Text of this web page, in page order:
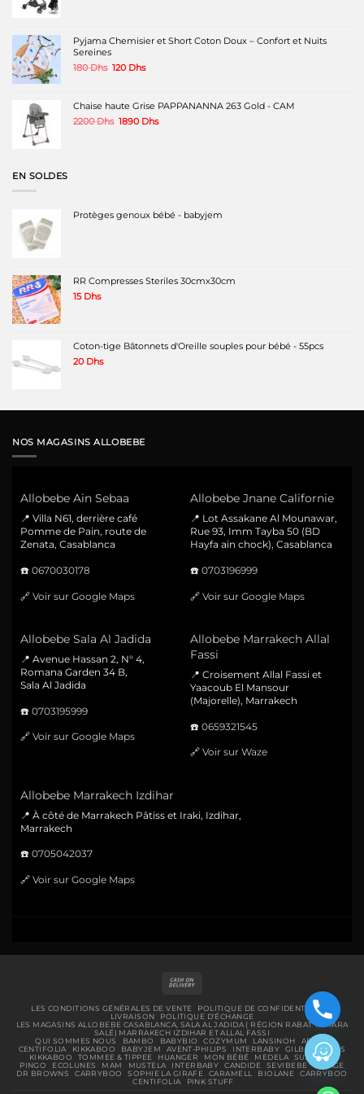
1150 Dhs.
Pyjama Chemisier et Short Coton Doux – Confort et Nuits
Sereines
180Dhs Le
était :
180 Dhs.
120 DhsLe
est :
120 Dhs.
Chaise haute Grise PAPPANANNA 263 Gold - CAM
2200Dhs Le
1890 DhsLe
EN SOLDES
Protèges genoux bébé - babyjem
RR Compresses Steriles 30cmx30cm
15 Dhs
Coton-tige Bâtonnets d'Oreille souples pour bébé - 55pcs
20 Dhs
NOS MAGASINS ALLOBEBE
Allobebe Ain Sebaa
📍 Villa N61, derrière café
Pomme de Pain, route de
Zenata, Casablanca
☎️ 0670030178
🔗 Voir sur Google Maps
Allobebe Jnane Californie
📍 Lot Assakane Al Mounawar,
Rue 93, Imm Tayba 50 (BD
Hayfa ain chock), Casablanca
☎️ 0703196999
🔗 Voir sur Google Maps
Allobebe Sala Al Jadida
📍 Avenue Hassan 2, N° 4,
Romana Garden 34 B,
Sala Al Jadida
☎️ 0703195999
🔗 Voir sur Google Maps
Allobebe Marrakech Allal
Fassi
📍 Croisement Allal Fassi et
Yaacoub El Mansour
(Majorelle), Marrakech
☎️ 0659321545
🔗 Voir sur Waze
Allobebe Marrakech Izdihar
📍 À côté de Marrakech Pâtiss et Iraki, Izdihar,
Marrakech
☎️ 0705042037
🔗 Voir sur Google Maps
Delivery
LES CONDITIONS GÉNÉRALES DE VENTE
POLITIQUE DE CONFIDENTIALITÉ
LIVRAISON
POLITIQUE D’ÉCHANGE
LES MAGASINS ALLOBEBE CASABLANCA, SALA AL JADIDA ( RÉGION RABAT TEMARA
SALÉ) MARRAKECH IZDIHAR ET ALLAL FASSI
QUI SOMMES NOUS
BAMBO BABYBIO COZYMUM LANSINOH
ABENA
CENTIFOLIA
KIKKABOO BABYJEM AVENT-PHILIPS INTERBABY GILBERT
BIBS
KIKKABOO
TOMMEE & TIPPEE HUANGER MON BÉBÉ MEDELA
SUAVINEX
PINGO
ECOLUNES MAM MUSTELA INTERBABY CANDIDE SEVIBEBE
URIAGE
DR BROWNS
CARRYBOO SOPHIE LA GIRAFE CARAMELL BIOLANE
CARRYBOO
CENTIFOLIA
PINK STUFF